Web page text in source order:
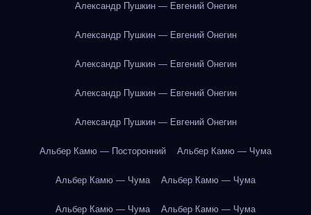
Александр Пушкин — Евгений Онегин
Александр Пушкин — Евгений Онегин
Александр Пушкин — Евгений Онегин
Александр Пушкин — Евгений Онегин
Александр Пушкин — Евгений Онегин
Альбер Камю — Посторонний Альбер Камю — Чума
Альбер Камю — Чума Альбер Камю — Чума
Альбер Камю — Чума Альбер Камю — Чума